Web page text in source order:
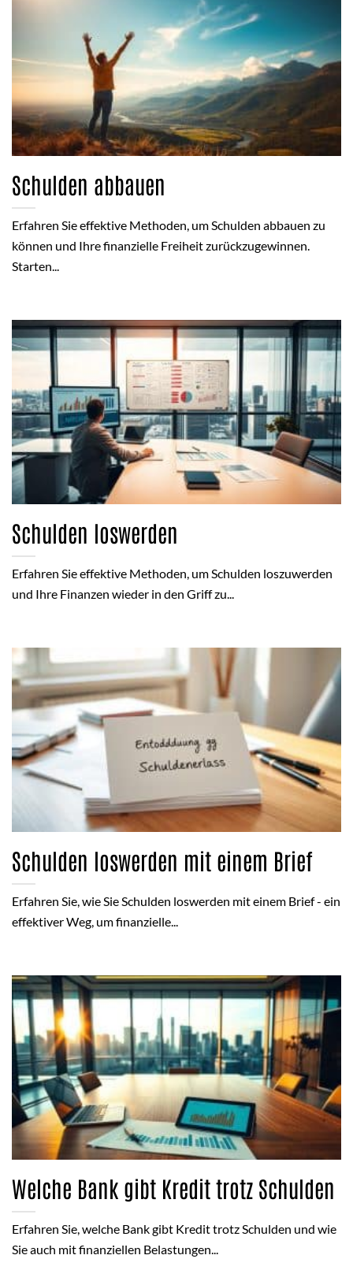
Schulden abbauen
Erfahren Sie effektive Methoden, um Schulden abbauen zu
können und Ihre finanzielle Freiheit zurückzugewinnen.
Starten...
Schulden loswerden
Erfahren Sie effektive Methoden, um Schulden loszuwerden
und Ihre Finanzen wieder in den Griff zu...
Schulden loswerden mit einem Brief
Erfahren Sie, wie Sie Schulden loswerden mit einem Brief - ein
effektiver Weg, um finanzielle...
Welche Bank gibt Kredit trotz Schulden
Erfahren Sie, welche Bank gibt Kredit trotz Schulden und wie
Sie auch mit finanziellen Belastungen...